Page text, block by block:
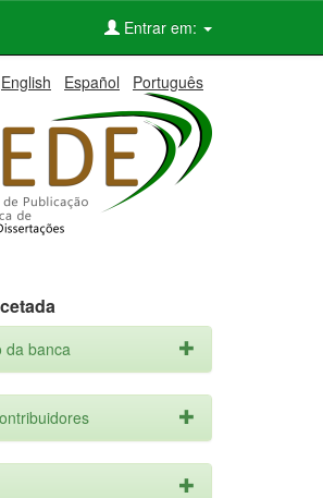
Entrar em:
English Español Português
da banca